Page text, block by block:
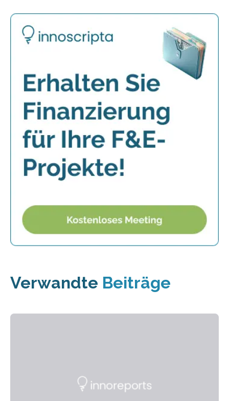
Verwandte Beiträge